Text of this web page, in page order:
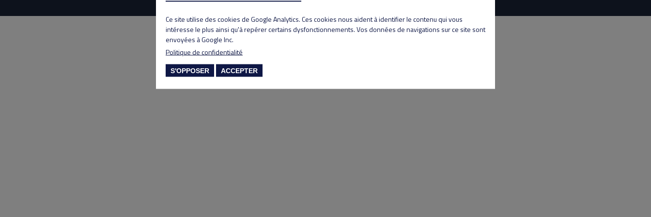
Ce site utilise des cookies de Google Analytics. Ces cookies nous aident à identifier le contenu qui vous
intéresse le plus ainsi qu'à repérer certains dysfonctionnements. Vos données de navigations sur ce site sont
envoyées à Google Inc.
Politique de confidentialité
S'OPPOSER ACCEPTER